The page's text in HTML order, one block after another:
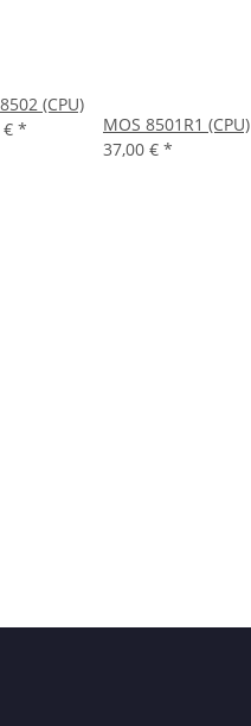
(CPU)
€ *
MOS 8501R1 (CPU)
37,00 € *